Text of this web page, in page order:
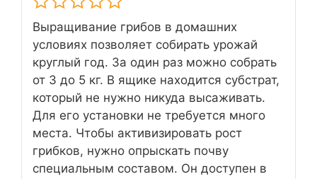
Выращивание грибов в домашних
условиях позволяет собирать урожай
круглый год. За один раз можно собрать
от 3 до 5 кг. В ящике находится субстрат,
который не нужно никуда высаживать.
Для его установки не требуется много
места. Чтобы активизировать рост
грибков, нужно опрыскать почву
специальным составом. Он доступен в